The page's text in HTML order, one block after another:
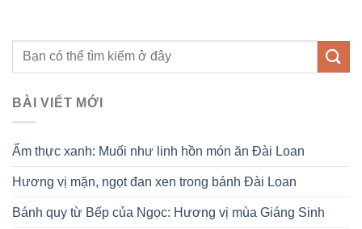
BÀI VIẾT MỚI
Ẩm thực xanh: Muối như linh hồn món ăn Đài Loan
Hương vị mặn, ngọt đan xen trong bánh Đài Loan
Bánh quy từ Bếp của Ngọc: Hương vị mùa Giáng Sinh